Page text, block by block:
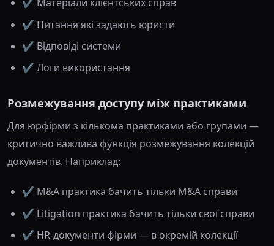
✔️ Питання які задають юристи
✔️ Відповіді системи
✔️ Логи використання
Розмежування доступу між практиками
Для юрфірми з кількома практиками або групами —
критично важлива функція розмежування колекцій
документів. Наприклад:
✔️ M&A практика бачить тільки M&A справи
✔️ Litigation практика бачить тільки свої справи
✔️ HR-документи фірми — в окремій колекції